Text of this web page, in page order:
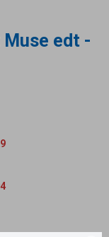
edt -